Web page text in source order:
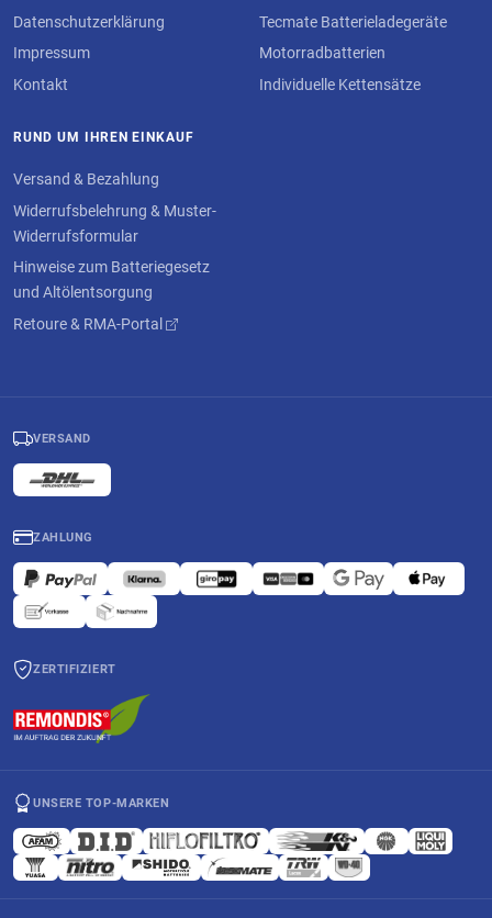
Datenschutzerklärung
Impressum
Kontakt
Tecmate Batterieladegeräte
Motorradbatterien
Individuelle Kettensätze
RUND UM IHREN EINKAUF
Versand & Bezahlung
Widerrufsbelehrung & Muster-
Widerrufsformular
Hinweise zum Batteriegesetz
und Altölentsorgung
Retoure & RMA-Portal
VERSAND
ZAHLUNG
ZERTIFIZIERT
UNSERE TOP-MARKEN